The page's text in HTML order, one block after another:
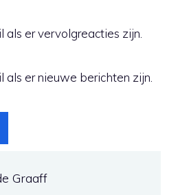
als er vervolgreacties zijn.
als er nieuwe berichten zijn.
Graaff